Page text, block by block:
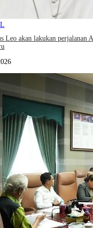
Leo akan lakukan perjalanan